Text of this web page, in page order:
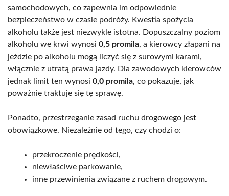
samochodowych, co zapewnia im odpowiednie
bezpieczeństwo w czasie podróży. Kwestia spożycia
alkoholu także jest niezwykle istotna. Dopuszczalny poziom
alkoholu we krwi wynosi 0,5 promila, a kierowcy złapani na
jeździe po alkoholu mogą liczyć się z surowymi karami,
włącznie z utratą prawa jazdy. Dla zawodowych kierowców
jednak limit ten wynosi 0,0 promila, co pokazuje, jak
poważnie traktuje się tę sprawę.
Ponadto, przestrzeganie zasad ruchu drogowego jest
obowiązkowe. Niezależnie od tego, czy chodzi o:
przekroczenie prędkości,
niewłaściwe parkowanie,
inne przewinienia związane z ruchem drogowym.